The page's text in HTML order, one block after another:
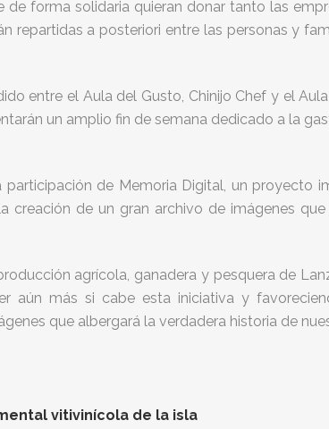
forma solidaria quieran donar tanto las
repartidas a posteriori entre las personas y
entre el Aula del Gusto, Chinijo Chef y el
un amplio fin de semana dedicado a la
de Memoria Digital, un proyecto
de un gran archivo de imágenes que
agrícola, ganadera y pesquera de
aún más si cabe esta iniciativa y
que albergará la verdadera historia de
vitivinícola de la isla